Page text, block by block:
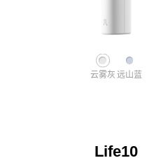
云雾灰 远山蓝
Life10